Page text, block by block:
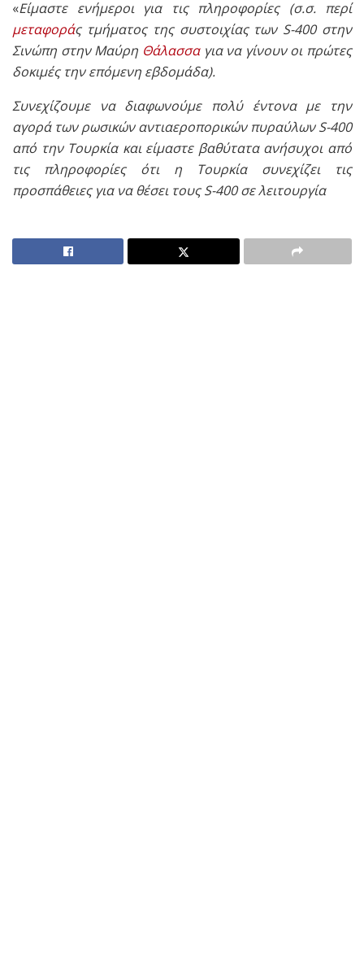
«Είμαστε ενήμεροι για τις πληροφορίες (σ.σ. περί
μεταφοράς τμήματος της συστοιχίας των S-400 στην
Σινώπη στην Μαύρη Θάλασσαγια να γίνουν οι πρώτες
δοκιμές την επόμενη εβδομάδα).
Συνεχίζουμε να διαφωνούμε πολύ έντονα με την
αγορά των ρωσικών αντιαεροπορικών πυραύλων S-400
από την Τουρκία και είμαστε βαθύτατα ανήσυχοι από
τις πληροφορίες ότι η Τουρκία συνεχίζει τις
προσπάθειες για να θέσει τους S-400 σε λειτουργία